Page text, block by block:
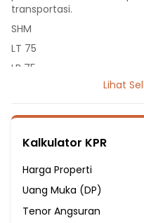
transportasi.
SHM
LT 75
LB 75
Listrik 1300 VA
Fasilitas Sekitar Hunian:
1 Menit ke Sekolah Dasar
1 Menit ke SDN Bantar
Lihat
Kalkulator KPR
Harga Properti
Uang Muka (DP)
Tenor Angsuran